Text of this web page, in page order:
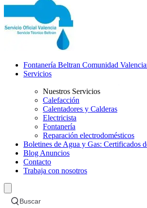
Fontanería Beltran Comunidad
Servicios
Nuestros Servicios
Calefacción
Calentadores y Calderas
Electricista
Fontanería
Reparación electrodomésticos
Boletines de Agua y Gas: Certificados
Blog Anuncios
Contacto
Trabaja con nosotros
Buscar